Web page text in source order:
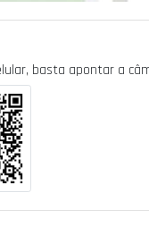
basta apontar a